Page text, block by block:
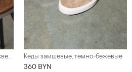
Кеды бежевые замшевые на светло-коричневой подошве Кеды замшевые, темно-бежевые
360 BYN